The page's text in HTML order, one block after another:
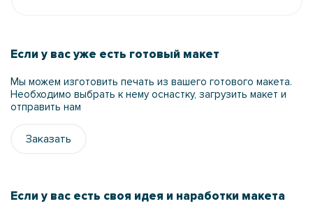
Если у вас уже есть готовый макет
Мы можем изготовить печать из вашего готового макета.
Необходимо выбрать к нему оснастку, загрузить макет и
отправить нам
Заказать
Если у вас есть своя идея и наработки макета